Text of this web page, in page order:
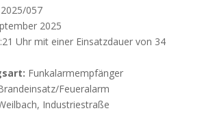
2025/057
2025
Uhr mit einer Einsatzdauer von 34
Funkalarmempfänger
Feueralarm
Industriestraße